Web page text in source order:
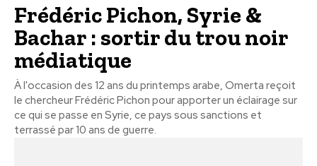
Frédéric Pichon, Syrie &
Bachar : sortir du trou noir
médiatique
À l'occasion des 12 ans du printemps arabe, Omerta reçoit
le chercheur Frédéric Pichon pour apporter un éclairage sur
ce qui se passe en Syrie, ce pays sous sanctions et
terrassé par 10 ans de guerre.